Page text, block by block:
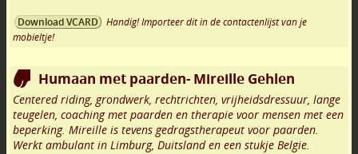
Download VCARD
Handig! Importeer dit in de contactenlijst van je
mobieltje!
Humaan met paarden- Mireille Gehlen
Centered riding, grondwerk, rechtrichten, vrijheidsdressuur, lange
teugelen, coaching met paarden en therapie voor mensen met een
beperking. Mireille is tevens gedragstherapeut voor paarden.
Werkt ambulant in Limburg, Duitsland en een stukje Belgie.